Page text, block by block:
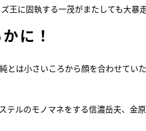
王に固執する一茂がまたしても大暴走
に！
とは小さいころから顔を合わせてい
ルのモノマネをする信濃岳夫、金